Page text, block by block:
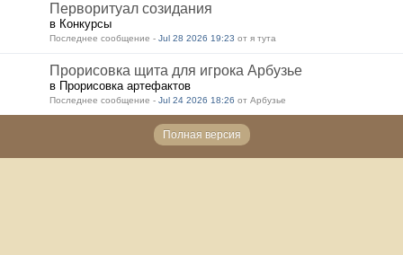
Перворитуал созидания
в Конкурсы
Последнее сообщение - Jul 28 2026 19:23 от я тута
Прорисовка щита для игрока Арбузье
в Прорисовка артефактов
Последнее сообщение - Jul 24 2026 18:26 от Арбузье
Полная версия